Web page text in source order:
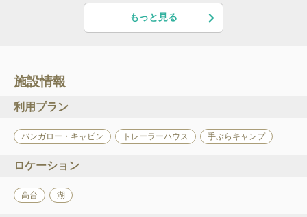
もっと見る
施設情報
利用プラン
バンガロー・キャビン トレーラーハウス 手ぶらキャンプ
ロケーション
高台 湖